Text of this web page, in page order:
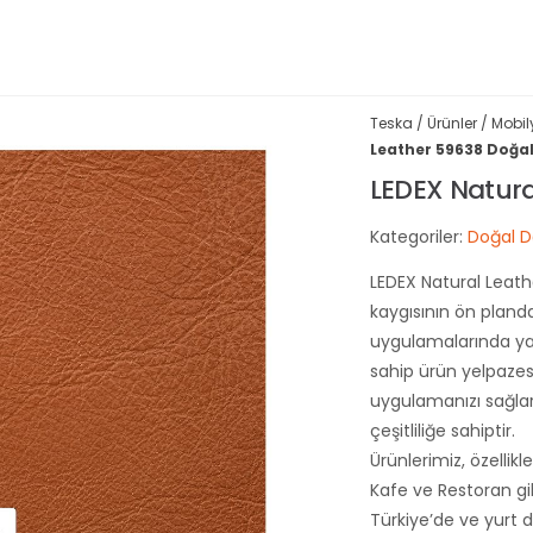
Teska / Ürünler/
Leather 59638
LEDEX
Kategoriler: Doğal
LEDEX Natural
kaygısının ön
uygulamalarında
sahip ürün
uygulamanızı
çeşitliliğe sahiptir.
Ürünlerimiz,
Kafe ve Restoran
Türkiye’de ve yurt